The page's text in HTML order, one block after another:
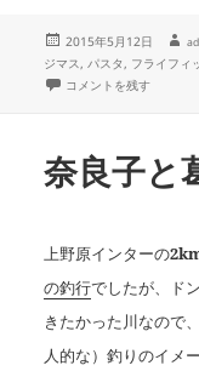
投
日:
2015年5月12日
成
者
ジマス, パスタ, フライフィ
【釣行データ】2015年05
コメントを残す
奈良子と
上野原インターの
の釣行でしたが、ド
きたかった川なので
人的な）釣りのイメ